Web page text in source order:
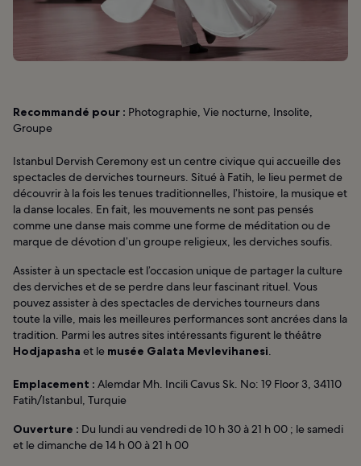
Recommandé pour : Photographie, Vie nocturne, Insolite,
Groupe
Istanbul Dervish Ceremony est un centre civique qui accueille des
spectacles de derviches tourneurs. Situé à Fatih, le lieu permet de
découvrir à la fois les tenues traditionnelles, l’histoire, la musique et
la danse locales. En fait, les mouvements ne sont pas pensés
comme une danse mais comme une forme de méditation ou de
marque de dévotion d’un groupe religieux, les derviches soufis.
Assister à un spectacle est l’occasion unique de partager la culture
des derviches et de se perdre dans leur fascinant rituel. Vous
pouvez assister à des spectacles de derviches tourneurs dans
toute la ville, mais les meilleures performances sont ancrées dans la
tradition. Parmi les autres sites intéressants figurent le théâtre
Hodjapasha et le musée Galata Mevlevihanesi.
Emplacement : Alemdar Mh. Incili Cavus Sk. No: 19 Floor 3, 34110
Fatih/Istanbul, Turquie
Ouverture : Du lundi au vendredi de 10 h 30 à 21 h 00 ; le samedi
et le dimanche de 14 h 00 à 21 h 00